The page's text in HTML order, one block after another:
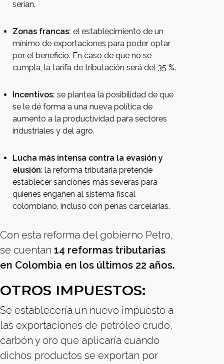
serían.
Zonas francas: el establecimiento de un
mínimo de exportaciones para poder optar
por el beneficio. En caso de que no se
cumpla, la tarifa de tributación será del 35 %.
Incentivos: se plantea la posibilidad de que
se le dé forma a una nueva política de
aumento a la productividad para sectores
industriales y del agro.
Lucha más intensa contra la evasión y
elusión: la reforma tributaria pretende
establecer sanciones más severas para
quienes engañen al sistema fiscal
colombiano, incluso con penas carcelarias.
Con esta reforma del gobierno Petro,
se cuentan 14 reformas tributarias
en Colombia en los últimos 22 años.
OTROS IMPUESTOS:
Se establecería un nuevo impuesto a
las exportaciones de petróleo crudo,
carbón y oro que aplicaría cuando
dichos productos se exportan por